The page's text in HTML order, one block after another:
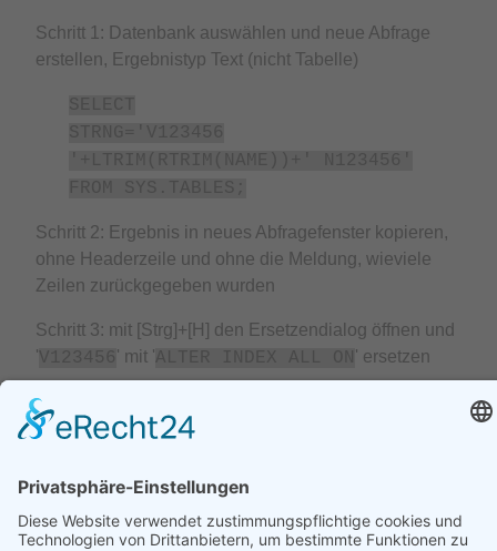
Schritt 1: Datenbank auswählen und neue Abfrage
erstellen, Ergebnistyp Text (nicht Tabelle)
Schritt 2: Ergebnis in neues Abfragefenster kopieren,
ohne Headerzeile und ohne die Meldung, wieviele
Zeilen zurückgegeben wurden
Schritt 3: mit [Strg]+[H] den Ersetzendialog öffnen und
'
' mit ' ' ersetzen
Schritt 4: nochmal den Ersetzen-Dialog aufrufen und
'N123456' mit 'REBUILD;
Details
Geschrieben von:Thomas Völker